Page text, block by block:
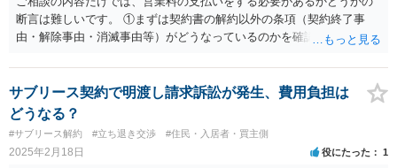
断言は難しいです。 ①まずは契約書の解約以外の条項（契約終了事
由・解除事由・消滅事由等）がどうなっているのかを確認する必要が
たりするならば、売上がない＝営業料を支払う必要はないということ
になるので、無理に解約を検討する必要もないでしょう。 ③それらが
ない場合、間借りでの営業を前提とした契約であったという認識が両
者にあり、かつＬＩＮＥやメールなどの証拠に残っているならば、営
業の停止を「解除条件」とした業務委託契約だったと主張し、解除条
件の成就を理由とした契約の終了に基づき営業料の支払いを拒む、と
サブリース契約で明渡し請求訴訟が発生、費用負担は
どうなる？
#サブリース解約 #立ち退き交渉 #住民・入居者・買主側
2025年2月18日 役にたった 1